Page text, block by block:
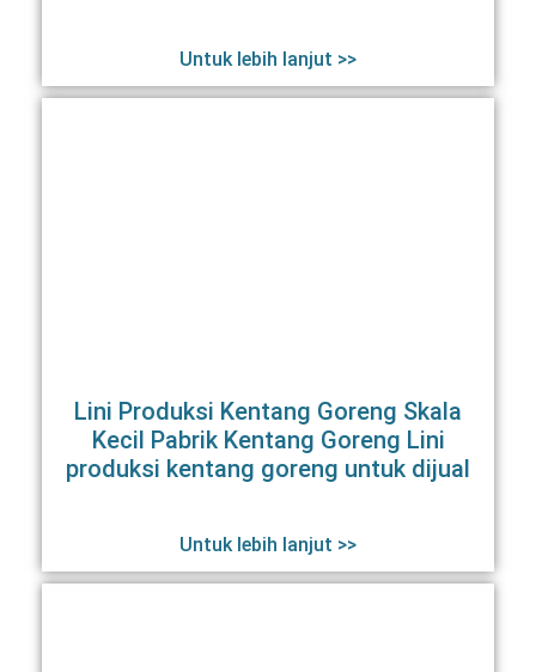
Untuk lebih lanjut >>
Lini Produksi Kentang Goreng Skala
Kecil Pabrik Kentang Goreng Lini
produksi kentang goreng untuk dijual
Untuk lebih lanjut >>